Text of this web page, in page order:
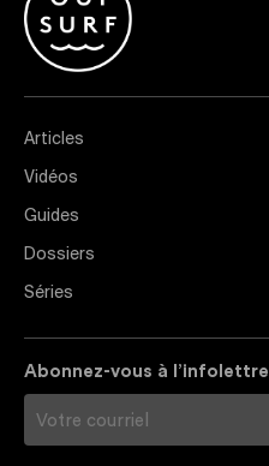
Articles
Vidéos
Guides
Dossiers
Séries
Abonnez-vous à l’infolettre